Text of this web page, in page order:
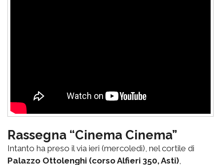
Rassegna “Cinema Cinema”
Intanto ha preso il via ieri (mercoledì), nel cortile di
Palazzo Ottolenghi (corso Alfieri 350, Asti),